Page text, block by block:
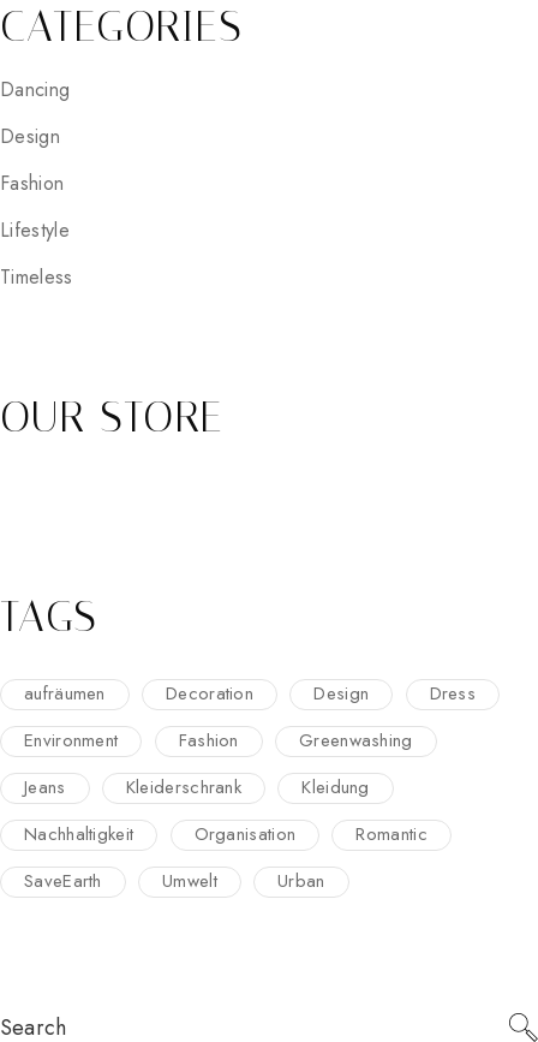
CATEGORIES
Dancing
Design
Fashion
Lifestyle
Timeless
OUR STORE
TAGS
aufräumen Decoration Design
Dress
Environment
Fashion
Greenwashing
Jeans
Kleiderschrank
Kleidung
Nachhaltigkeit
Organisation
Romantic
SaveEarth
Umwelt Urban